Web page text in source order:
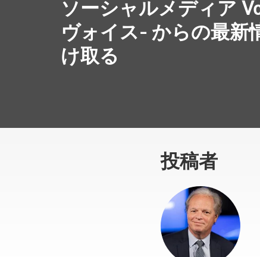
ソーシャルメディア
ヴォイス- からの最新
け取る
投稿者